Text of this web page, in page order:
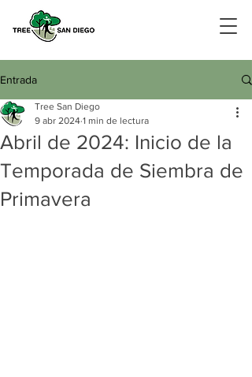
Entrada
Abril de 2024: Inicio de la
Temporada de Siembra de
Primavera
Tree San Diego
9 abr 2024 1 min de lectura